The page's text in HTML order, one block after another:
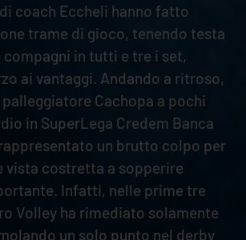
coach Eccheli hanno fatto
trame di gioco, tenendo testa
in tutti e tre i set,
ai vantaggi. Andando a ritroso,
Cachopa a pochi
in SuperLega Credem Banca
un brutto colpo per
vista costretta a sopperire
Infatti, nelle prime tre
Volley ha rimediato solamente
un solo punto nel derby